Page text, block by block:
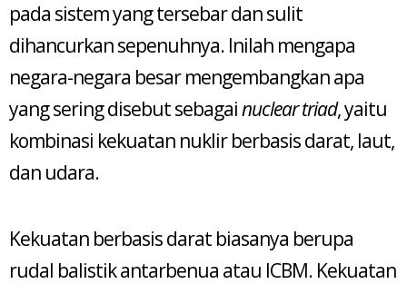
pada sistem yang tersebar dan sulit
dihancurkan sepenuhnya. Inilah mengapa
negara-negara besar mengembangkan apa
yang sering disebut sebagainuclear triad, yaitu
kombinasi kekuatan nuklir berbasis darat, laut,
dan udara.
Kekuatan berbasis darat biasanya berupa
rudal balistik antarbenua atau ICBM. Kekuatan